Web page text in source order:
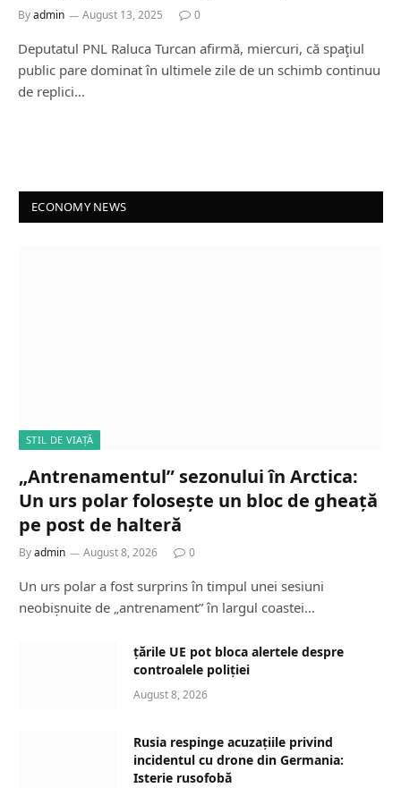
Byadmin August 13, 2025 0
Deputatul PNL Raluca Turcan afirmă, miercuri, că spaţiul
public pare dominat în ultimele zile de un schimb continuu
de replici…
ECONOMY NEWS
STIL DE VIAȚĂ
„Antrenamentul” sezonului în Arctica:
Un urs polar folosește un bloc de gheață
pe post de halteră
Byadmin August 8, 2026 0
Un urs polar a fost surprins în timpul unei sesiuni
neobișnuite de „antrenament” în largul coastei…
țările UE pot bloca alertele despre
controalele poliției
August 8, 2026
Rusia respinge acuzațiile privind
incidentul cu drone din Germania:
Isterie rusofobă